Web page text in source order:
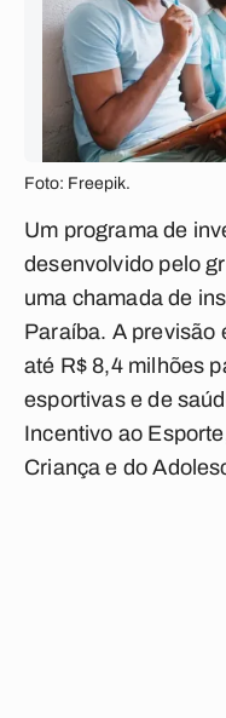
Foto: Freepik.
Um programa de
desenvolvido pelo
uma chamada de
Paraíba. A previsão
até R$ 8,4 milhões
esportivas e de
Incentivo ao
Criança e do